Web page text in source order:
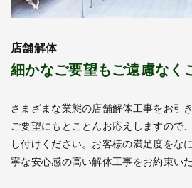
店舗解体
細かなご要望もご遠慮なく
さまざまな業態の店舗解体工事をお引
ご要望にもとことんお応えしますので
し付けください。お客様の満足度をな
寧な安心感の高い解体工事をお約束いた